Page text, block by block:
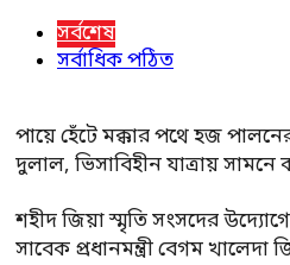
সর্বশেষ
সর্বাধিক পঠিত
পায়ে হেঁটে মক্কার পথে হজ
দুলাল, ভিসাবিহীন যাত্রায়
শহীদ জিয়া স্মৃতি সংসদের
সাবেক প্রধানমন্ত্রী বেগম